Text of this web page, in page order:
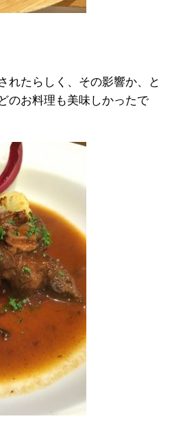
れたらしく、その影響か、と
のお料理も美味しかったで